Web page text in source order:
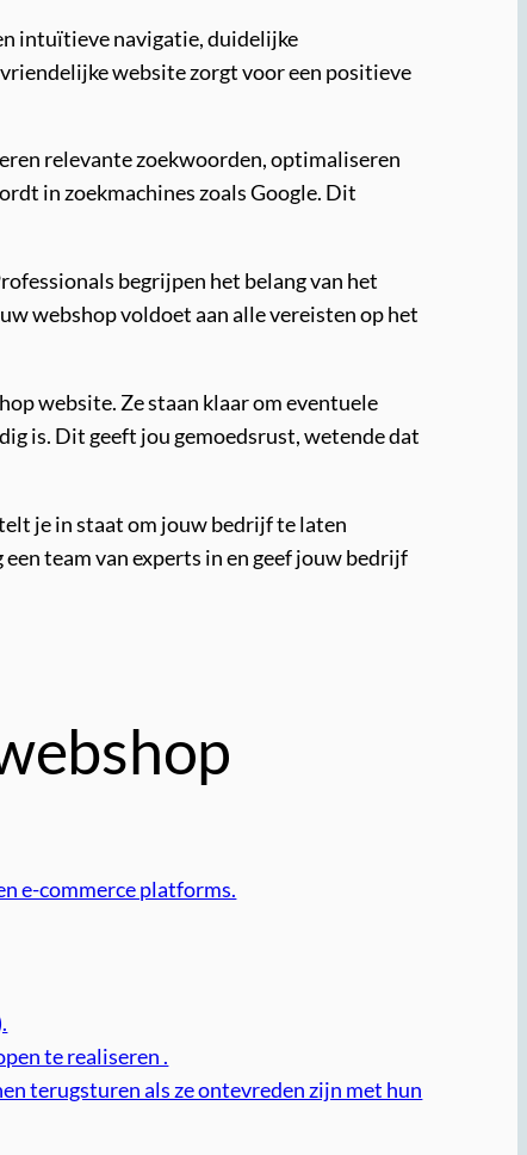
intuïtieve navigatie, duidelijke
website zorgt voor een positieve
relevante zoekwoorden, optimaliseren
in zoekmachines zoals Google. Dit
begrijpen het belang van het
webshop voldoet aan alle vereisten op het
website. Ze staan klaar om eventuele
is. Dit geeft jou gemoedsrust, wetende dat
je in staat om jouw bedrijf te laten
team van experts in en geef jouw bedrijf
e-commerce platforms.
te realiseren .
terugsturen als ze ontevreden zijn met hun